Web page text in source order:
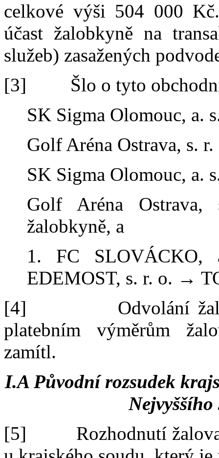
celkové výši 504 000 Kč.
účast žalobkyně na
služeb) zasažených
[3]
Šlo o tyto
SK Sigma Olomouc, a.
Golf Aréna Ostrava, s. r.
SK Sigma Olomouc, a.
Golf Aréna Ostrava,
žalobkyně, a
1.
FC SLOVÁCKO,
EDEMOST, s. r. o. →
[4]
Odvolání
platebním výměrům
zamítl.
I.A Původní rozsudek
[5]
Rozhodnutí